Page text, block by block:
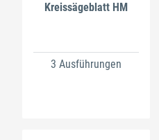
Kreissägeblatt HM
3 Ausführungen